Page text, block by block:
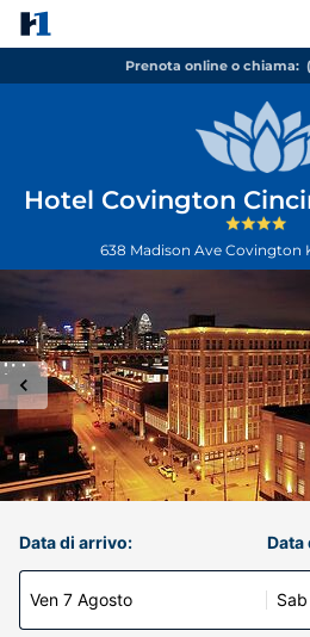
Prenota online o chiama:
Hotel Covington
638 Madison Ave Covington
Data di arrivo:
Ven 7 Agosto
Data